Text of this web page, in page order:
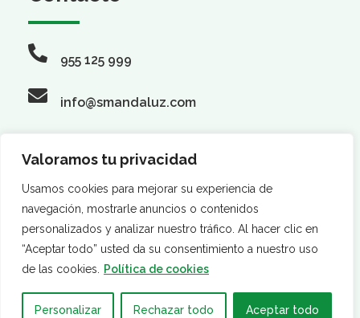
Valoramos tu privacidad
Usamos cookies para mejorar su experiencia de
navegación, mostrarle anuncios o contenidos
personalizados y analizar nuestro tráfico. Al hacer clic en
“Aceptar todo” usted da su consentimiento a nuestro uso
de las cookies.
Política de cookies
Personalizar Rechazar todo Aceptar todo
955 125 999
info@smandaluz.com
Síguenos